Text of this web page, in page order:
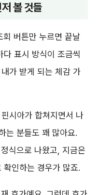
볼 것들
회 버튼만 누르면 끝날
표시 방식이 조금씩
가 받게 되는 체감 가
시아가 합쳐지면서 나
는 분들도 꽤 많아요.
식으로 나왔고, 지금은
인하는 경우가 많죠.